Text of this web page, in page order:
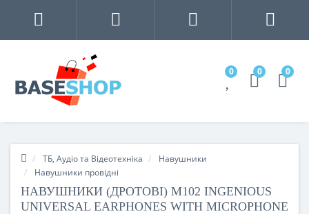
0 0 0
ТБ, Аудіо та Відеотехніка
Навушники
Навушники провідні
НАВУШНИКИ (ДРОТОВІ) M102 INGENIOUS
UNIVERSAL EARPHONES WITH MICROPHONE